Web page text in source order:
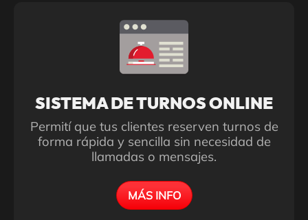
SISTEMA DE TURNOS ONLINE
Permití que tus clientes reserven turnos de
forma rápida y sencilla sin necesidad de
llamadas o mensajes.
MÁS INFO